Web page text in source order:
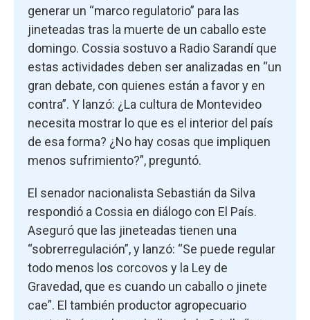
generar un “marco regulatorio” para las
jineteadas tras la muerte de un caballo este
domingo. Cossia sostuvo a Radio Sarandí que
estas actividades deben ser analizadas en “un
gran debate, con quienes están a favor y en
contra”. Y lanzó: ¿La cultura de Montevideo
necesita mostrar lo que es el interior del país
de esa forma? ¿No hay cosas que impliquen
menos sufrimiento?”, preguntó.
El senador nacionalista Sebastián da Silva
respondió a Cossia en diálogo con El País.
Aseguró que las jineteadas tienen una
“sobrerregulación”, y lanzó: “Se puede regular
todo menos los corcovos y la Ley de
Gravedad, que es cuando un caballo o jinete
cae”. El también productor agropecuario